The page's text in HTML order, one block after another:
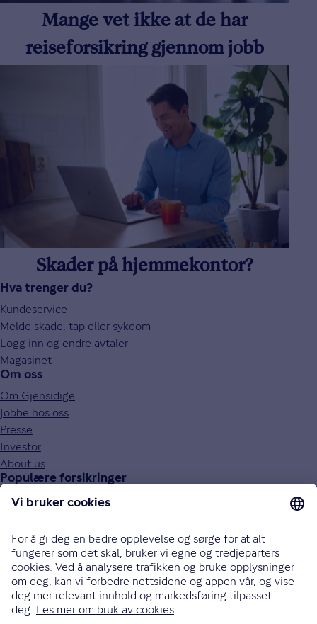
Mange vet ikke at de har
reiseforsikring gjennom jobb
Skader på hjemmekontor?
Hva trenger du?
Kundeservice
Melde skade, tap eller sykdom
Logg inn og endre avtaler
Magasinet
Om oss
Om Gjensidige
Jobbe hos oss
Presse
Investor
About us
Populære forsikringer
Bilforsikring
Innboforsikring
Husforsikring
Livsforsikring
Barneforsikring
Alle forsikringer
915 03 100